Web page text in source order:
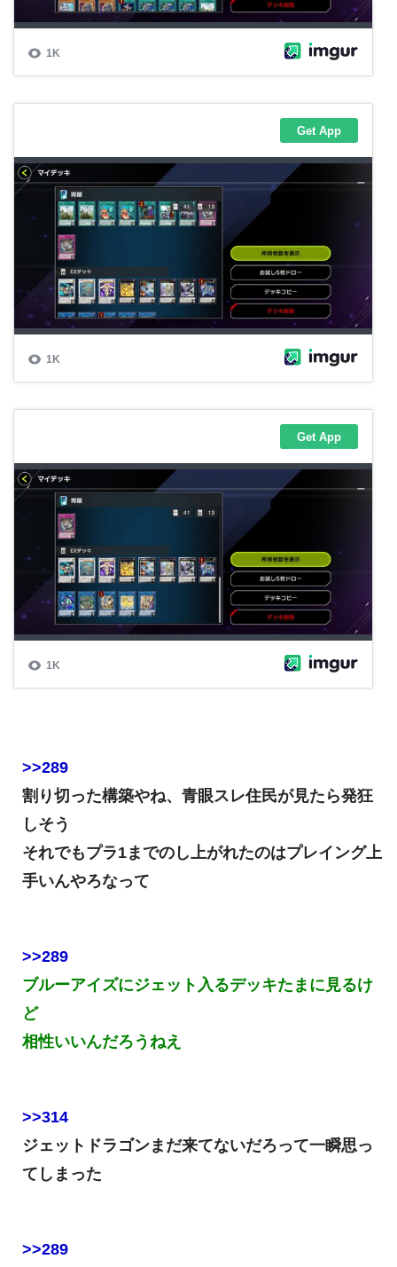
>>289
割り切った構築やね、青眼スレ住民が見たら発狂
しそう
それでもプラ1までのし上がれたのはプレイング上
手いんやろなって
>>289
ブルーアイズにジェット入るデッキたまに見るけ
ど
相性いいんだろうねえ
>>314
ジェットドラゴンまだ来てないだろって一瞬思っ
てしまった
>>289